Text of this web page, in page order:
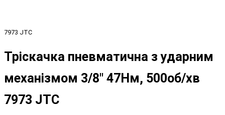
7973 JTC
Тріскачка пневматична з ударним
механізмом 3/8" 47Нм, 500об/хв
7973 JTC